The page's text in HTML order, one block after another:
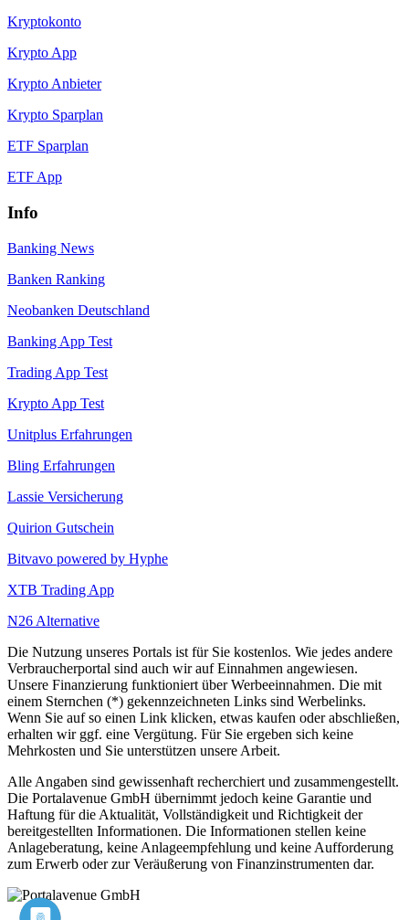
Kryptokonto
Krypto App
Krypto Anbieter
Krypto Sparplan
ETF Sparplan
ETF App
Info
Banking News
Banken Ranking
Neobanken Deutschland
Banking App Test
Trading App Test
Krypto App Test
Unitplus Erfahrungen
Bling Erfahrungen
Lassie Versicherung
Quirion Gutschein
Bitvavo powered by Hyphe
XTB Trading App
N26 Alternative
Die Nutzung unseres Portals ist für Sie kostenlos. Wie jedes andere
Verbraucherportal sind auch wir auf Einnahmen angewiesen.
Unsere Finanzierung funktioniert über Werbeeinnahmen. Die mit
einem Sternchen (*) gekennzeichneten Links sind Werbelinks.
Wenn Sie auf so einen Link klicken, etwas kaufen oder abschließen,
erhalten wir ggf. eine Vergütung. Für Sie ergeben sich keine
Mehrkosten und Sie unterstützen unsere Arbeit.
Alle Angaben sind gewissenhaft recherchiert und zusammengestellt.
Die Portalavenue GmbH übernimmt jedoch keine Garantie und
Haftung für die Aktualität, Vollständigkeit und Richtigkeit der
bereitgestellten Informationen. Die Informationen stellen keine
Anlageberatung, keine Anlageempfehlung und keine Aufforderung
zum Erwerb oder zur Veräußerung von Finanzinstrumenten dar.